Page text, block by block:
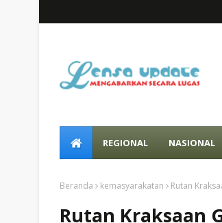
REGIONAL NASIONAL
Beranda kemasyarakatan Rutan
Rutan Kraksaan